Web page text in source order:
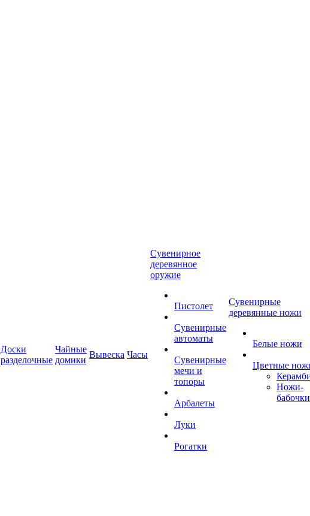
Доски
разделочные
Чайные
домики
Вывеска Часы
Сувенирное
деревянное
оружие
Пистолет
Сувенирные
автоматы
Сувенирные
мечи и
топоры
Арбалеты
Луки
Рогатки
Сувенирные
деревянные ножи
Белые ножи
Цветные
Ножи-
бабочки